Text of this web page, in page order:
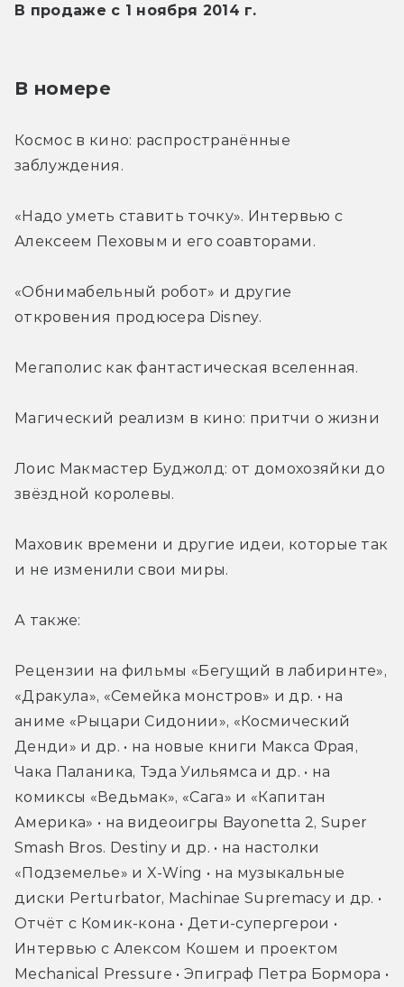
В продаже с 1 ноября 2014 г.
В номере
Космос в кино: распространённые
заблуждения.
«Надо уметь ставить точку». Интервью с
Алексеем Пеховым и его соавторами.
«Обнимабельный робот» и другие
откровения продюсера Disney.
Мегаполис как фантастическая вселенная.
Магический реализм в кино: притчи о жизни
Лоис Макмастер Буджолд: от домохозяйки до
звёздной королевы.
Маховик времени и другие идеи, которые так
и не изменили свои миры.
А также:
Рецензии на фильмы «Бегущий в лабиринте»,
«Дракула», «Семейка монстров» и др. • на
аниме «Рыцари Сидонии», «Космический
Денди» и др. • на новые книги Макса Фрая,
Чака Паланика, Тэда Уильямса и др. • на
комиксы «Ведьмак», «Сага» и «Капитан
Америка» • на видеоигры Bayonetta 2, Super
Smash Bros. Destiny и др. • на настолки
«Подземелье» и X-Wing • на музыкальные
диски Perturbator, Machinae Supremacy и др. •
Отчёт с Комик-кона • Дети-супергерои •
Интервью с Алексом Кошем и проектом
Mechanical Pressure • Эпиграф Петра Бормора •